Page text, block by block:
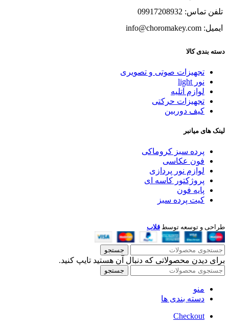
تلفن تماس: 09917208932
ایمیل: info@choromakey.com
دسته بندی کالا
تجهیزات صوتی و تصویری
نور light
لوازم آتلیه
تجهیزات حرکتی
کیف دوربین
لینک های میانبر
پرده سبز کروماکی
فون عکاسی
لوازم نور پردازی
پروژکتور کاسه ای
پایه فون
کیت پرده سبز
طراحی و توسعه توسط قلاب
جستجو
برای دیدن محصولاتی که دنبال آن هستید تایپ کنید.
جستجو
منو
دسته بندی ها
Checkout